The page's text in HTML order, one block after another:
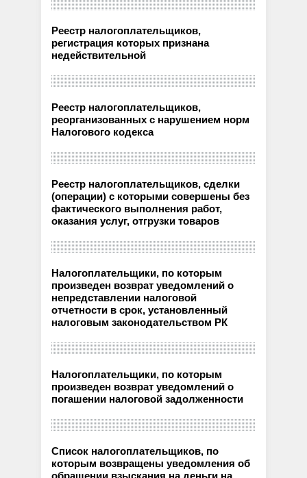
Реестр налогоплательщиков,
регистрация которых признана
недействительной
Реестр налогоплательщиков,
реорганизованных с нарушением норм
Налогового кодекса
Реестр налогоплательщиков, сделки
(операции) с которыми совершены без
фактического выполнения работ,
оказания услуг, отгрузки товаров
Налогоплательщики, по которым
произведен возврат уведомлений о
непредставлении налоговой
отчетности в срок, установленный
налоговым законодательством РК
Налогоплательщики, по которым
произведен возврат уведомлений о
погашении налоговой задолженности
Список налогоплательщиков, по
которым возвращены уведомления об
обращении взыскания на деньги на